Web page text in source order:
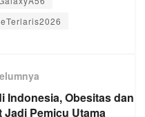
Indonesia, Obesitas dan
Pemicu Utama